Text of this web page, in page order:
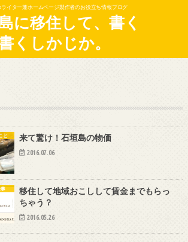
ライター兼ホームページ製作者のお役立ち情報ブログ
に移住して、書く
くしかじか。
と 来て驚け！石垣島の物価
2016.07.06
移住して地域おこしして賃金までもらっ
ちゃう？
2016.05.26